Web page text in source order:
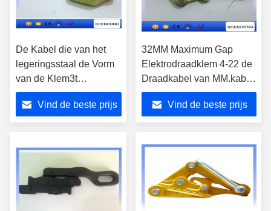
De Kabel die van het
legeringsstaal de Vorm
van de Klem3t
Halvemaan het
Vastklemmen Kaak trekt
Vind de beste prijs
32MM Maximum Gap
Elektrodraadklem 4-22 de
Draadkabel van MM.kabel
Grepen
Vind de beste prijs